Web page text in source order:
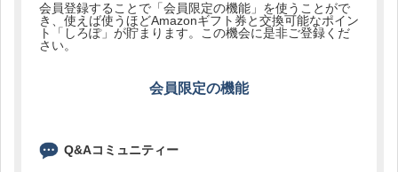
会員登録することで「会員限定の機能」を使うことがで
き、使えば使うほどAmazonギフト券と交換可能なポイン
ト「しろぽ」が貯まります。この機会に是非ご登録くだ
さい。
会員限定の機能
Q&Aコミュニティー